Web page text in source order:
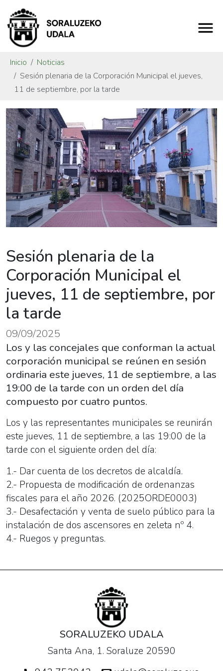
Inicio
Noticias
Sesión plenaria de la Corporación Municipal el jueves,
11 de septiembre, por la tarde
Sesión plenaria de la
Corporación Municipal el
jueves, 11 de septiembre, por
la tarde
09/09/2025
Los y las concejales que conforman la actual
corporación municipal se reúnen en sesión
ordinaria este jueves, 11 de septiembre, a las
19:00 de la tarde con un orden del día
compuesto por cuatro puntos.
Los y las representantes municipales se reunirán
este jueves, 11 de septiembre, a las 19:00 de la
tarde con el siguiente orden del día:
1.- Dar cuenta de los decretos de alcaldía.
2.- Propuesta de modificación de ordenanzas
fiscales para el año 2026. (2025ORDE0003)
3.- Desafectación y venta de suelo público para la
instalación de dos ascensores en zeleta nº 4.
4.- Ruegos y preguntas.
SORALUZEKO UDALA
Santa Ana, 1. Soraluze 20590